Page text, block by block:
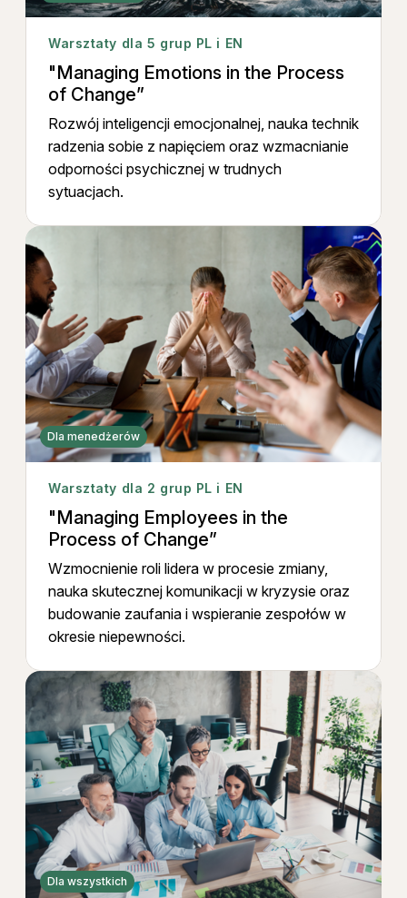
Warsztaty dla 5 grup PL i EN
"Managing Emotions in the Process
of Change”
Rozwój inteligencji emocjonalnej, nauka technik
radzenia sobie z napięciem oraz wzmacnianie
odporności psychicznej w trudnych
sytuacjach.
Dla menedżerów
Warsztaty dla 2 grup PL i EN
"Managing Employees in the
Process of Change”
Wzmocnienie roli lidera w procesie zmiany,
nauka skutecznej komunikacji w kryzysie oraz
budowanie zaufania i wspieranie zespołów w
okresie niepewności.
Dla wszystkich